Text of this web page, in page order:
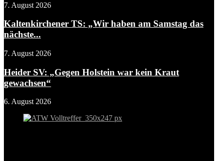
7. August 2026
Kaltenkirchener TS: „Wir haben am Samstag das
nächste...
7. August 2026
Heider SV: „Gegen Holstein war kein Kraut
gewachsen“
6. August 2026